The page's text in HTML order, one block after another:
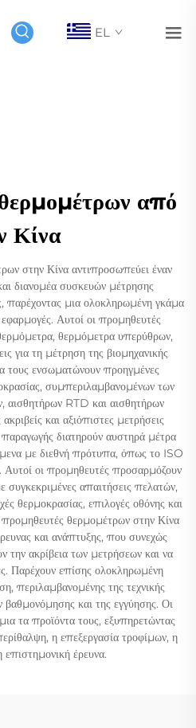
EL
από
Κίνα
στην Κίνα αντιπροσωπεύει έναν
διανομέα συσκευών μέτρησης
παρέχοντας μια ολοκληρωμένη γκάμα
Αυτοί οι προμηθευτές
θερμόμετρα υπερύθρων,
για τη μέτρηση της βιομηχανικής
τους ενσωματώνουν προηγμένες
συμπεριλαμβανομένων των
αισθητήρων RTD και αισθητήρων
και αξιόπιστες μετρήσεις
διατηρούν αυστηρά μέτρα
με διεθνή πρότυπα, όπως το ISO
οι προμηθευτές προσαρμόζουν
απαιτήσεις πελατών,
θερμοκρασίας, επιλογές οθόνης και
θερμομέτρων στην Κίνα
και ανάπτυξης, που συνεχώς
την ακρίβεια των μετρήσεων και να
Παρέχουν επίσης ολοκληρωμένη
περιλαμβανομένης της τεχνικής
και της εγγύησης. Οι
τα προϊόντα τους, εξυπηρετώντας
η επεξεργασία τροφίμων, η
έρευνα.